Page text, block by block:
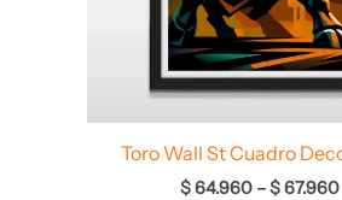
Toro Wall St Cuadro
$64.960 –$67.960